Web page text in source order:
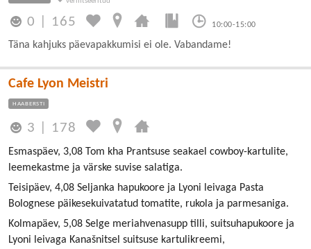
0 165 10:00-15:00
Täna kahjuks päevapakkumisi ei ole. Vabandame!
Cafe Lyon Meistri
HAABERSTI
3 178
Esmaspäev, 3,08 Tom kha Prantsuse seakael cowboy-kartulite,
leemekastme ja värske suvise salatiga.
Teisipäev, 4,08 Seljanka hapukoore ja Lyoni leivaga Pasta
Bolognese päikesekuivatatud tomatite, rukola ja parmesaniga.
Kolmapäev, 5,08 Selge meriahvenasupp tilli, suitsuhapukoore ja
Lyoni leivaga Kanašnitsel suitsuse kartulikreemi,